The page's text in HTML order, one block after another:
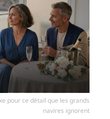
pour ce détail que les grands
navires ignorent